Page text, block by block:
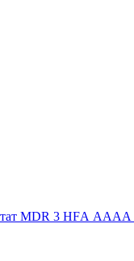
MDR 3 НFА